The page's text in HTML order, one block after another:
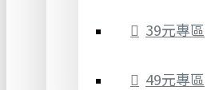
39元專區
49元專區